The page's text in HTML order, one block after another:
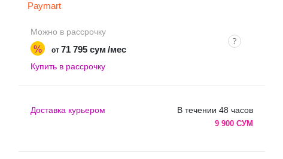
Paymart
Можно в рассрочку
% от 71 795 сум /мес
Купить в рассрочку
Доставка курьером В течении 48 часов
9 900 СУМ